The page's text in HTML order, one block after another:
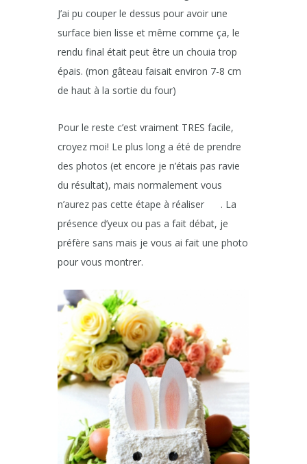
J’ai pu couper le dessus pour avoir une
surface bien lisse et même comme ça, le
rendu final était peut être un chouia trop
épais. (mon gâteau faisait environ 7-8 cm
de haut à la sortie du four)
Pour le reste c’est vraiment TRES facile,
croyez moi! Le plus long a été de prendre
des photos (et encore je n’étais pas ravie
du résultat), mais normalement vous
n’aurez pas cette étape à réaliser
. La
présence d’yeux ou pas a fait débat, je
préfère sans mais je vous ai fait une photo
pour vous montrer.